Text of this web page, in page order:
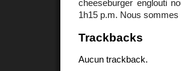
cheeseburger englouti
1h15 p.m. Nous sommes
Trackbacks
Aucun trackback.